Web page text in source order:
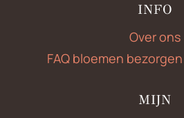
INFO
Over ons
FAQ bloemen
MIJN